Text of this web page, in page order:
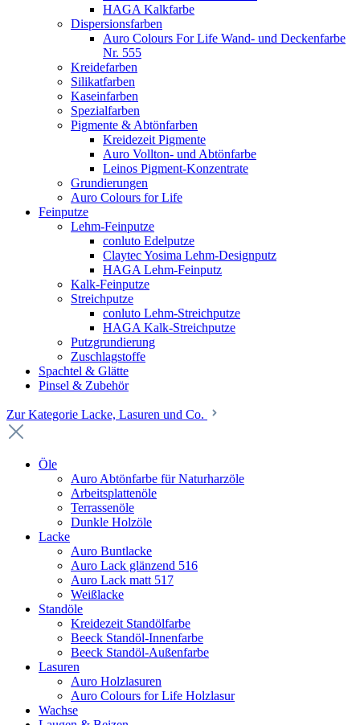
HAGA Kalkfarbe
Dispersionsfarben
Auro Colours For Life Wand- und Deckenfarbe
Nr. 555
Kreidefarben
Silikatfarben
Kaseinfarben
Spezialfarben
Pigmente & Abtönfarben
Kreidezeit Pigmente
Auro Vollton- und Abtönfarbe
Leinos Pigment-Konzentrate
Grundierungen
Auro Colours for Life
Feinputze
Lehm-Feinputze
conluto Edelputze
Claytec Yosima Lehm-Designputz
HAGA Lehm-Feinputz
Kalk-Feinputze
Streichputze
conluto Lehm-Streichputze
HAGA Kalk-Streichputze
Putzgrundierung
Zuschlagstoffe
Spachtel & Glätte
Pinsel & Zubehör
Zur Kategorie Lacke, Lasuren und Co.
Öle
Auro Abtönfarbe für Naturharzöle
Arbeitsplattenöle
Terrassenöle
Dunkle Holzöle
Lacke
Auro Buntlacke
Auro Lack glänzend 516
Auro Lack matt 517
Weißlacke
Standöle
Kreidezeit Standölfarbe
Beeck Standöl-Innenfarbe
Beeck Standöl-Außenfarbe
Lasuren
Auro Holzlasuren
Auro Colours for Life Holzlasur
Wachse